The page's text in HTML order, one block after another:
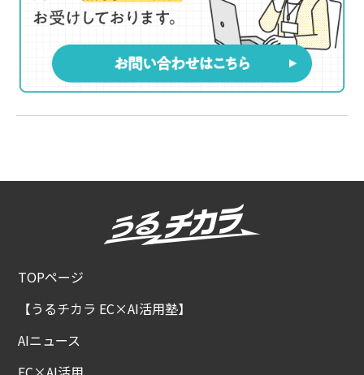
TOPページ
【うるチカラ EC×AI活用塾】
AIニュース